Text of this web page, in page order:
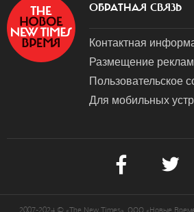
ОБРАТНАЯ СВЯЗЬ
Контактная
Размещение
Пользовательское
Для мобильных
2007-2024 © «The New Times». ООО «Новые